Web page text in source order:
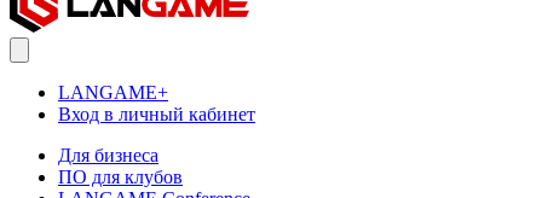
LANGAME+
Вход в личный кабинет
Для бизнеса
ПО для клубов